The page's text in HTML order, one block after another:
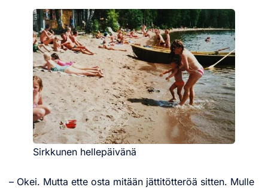
Sirkkunen hellepäivänä
– Okei. Mutta ette osta mitään jättitötteröä sitten. Mulle